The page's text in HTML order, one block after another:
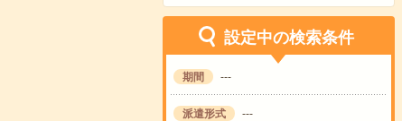
設定中の検索条件
期間 ---
派遣形式 ---